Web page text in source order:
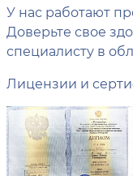
У нас работают
Доверьте свое
специалисту в
Лицензии и